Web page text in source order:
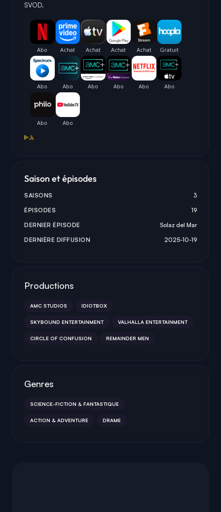
SVOD.
Saison et épisodes
SAISONS
3
ÉPISODES
19
DERNIER ÉPISODE
Solaz del Mar
DERNIÈRE DIFFUSION
2025-10-19
Productions
AMC STUDIOS IDIOTBOX
SKYBOUND ENTERTAINMENT VALHALLA ENTERTAINMENT
CIRCLE OF CONFUSION REMAINDER MEN
Genres
SCIENCE-FICTION & FANTASTIQUE
ACTION & ADVENTURE DRAME